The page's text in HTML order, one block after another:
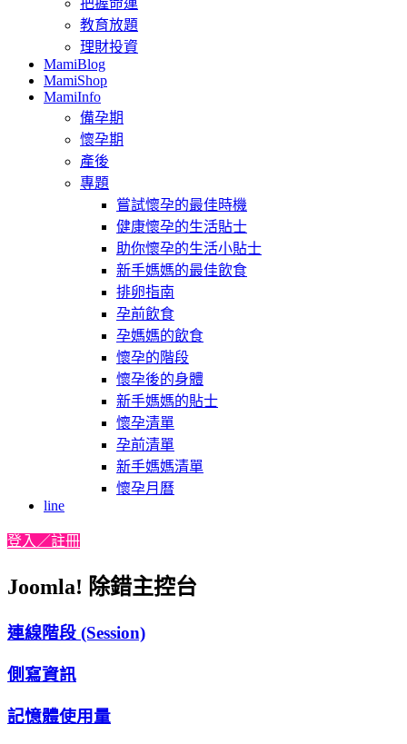
把握命運
教育放題
理財投資
MamiBlog
MamiShop
MamiInfo
備孕期
懷孕期
產後
專題
嘗試懷孕的最佳時機
健康懷孕的生活貼士
助你懷孕的生活小貼士
新手媽媽的最佳飲食
排卵指南
孕前飲食
孕媽媽的飲食
懷孕的階段
懷孕後的身體
新手媽媽的貼士
懷孕清單
孕前清單
新手媽媽清單
懷孕月曆
line
登入／註冊
Joomla! 除錯主控台
連線階段 (Session)
側寫資訊
記憶體使用量